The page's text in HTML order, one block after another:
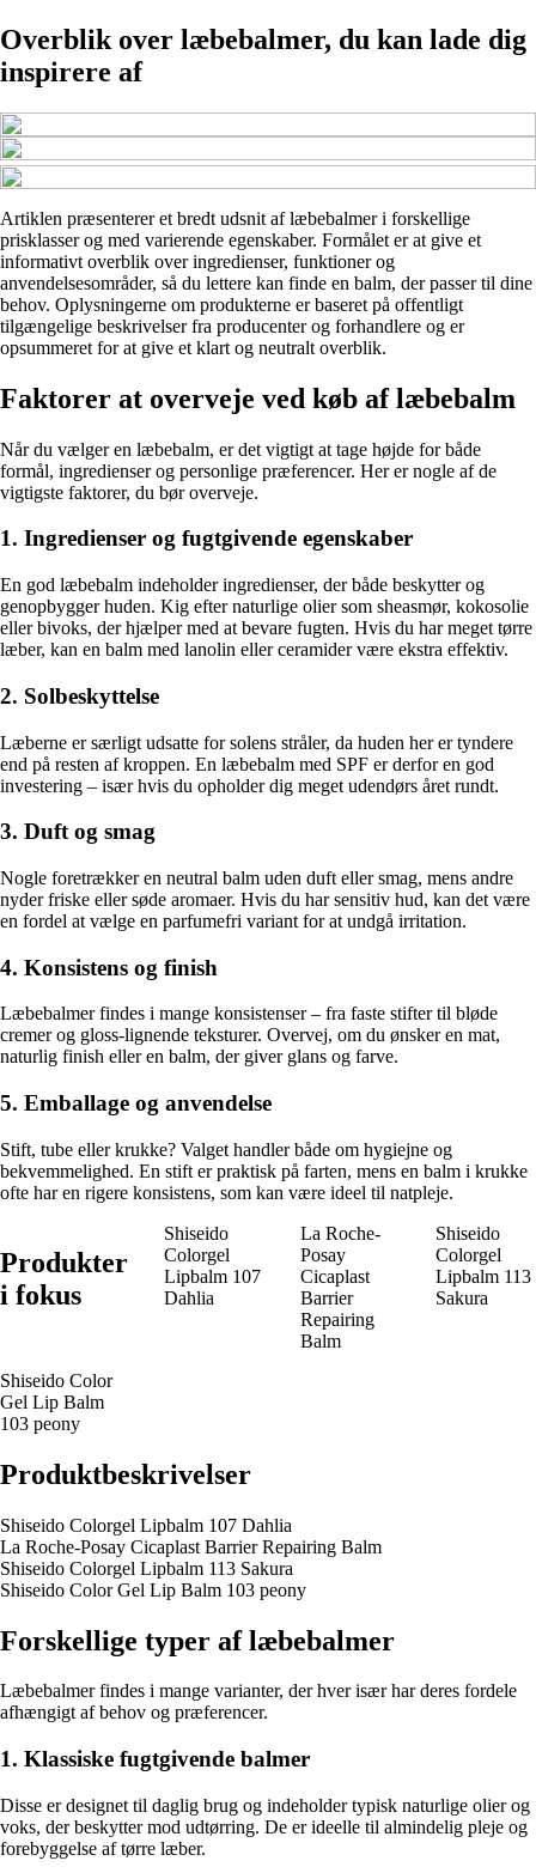
Overblik over læbebalmer, du kan lade dig
inspirere af
Artiklen præsenterer et bredt udsnit af læbebalmer i forskellige
prisklasser og med varierende egenskaber. Formålet er at give et
informativt overblik over ingredienser, funktioner og
anvendelsesområder, så du lettere kan finde en balm, der passer til dine
behov. Oplysningerne om produkterne er baseret på offentligt
tilgængelige beskrivelser fra producenter og forhandlere og er
opsummeret for at give et klart og neutralt overblik.
Faktorer at overveje ved køb af læbebalm
Når du vælger en læbebalm, er det vigtigt at tage højde for både
formål, ingredienser og personlige præferencer. Her er nogle af de
vigtigste faktorer, du bør overveje.
1. Ingredienser og fugtgivende egenskaber
En god læbebalm indeholder ingredienser, der både beskytter og
genopbygger huden. Kig efter naturlige olier som sheasmør, kokosolie
eller bivoks, der hjælper med at bevare fugten. Hvis du har meget tørre
læber, kan en balm med lanolin eller ceramider være ekstra effektiv.
2. Solbeskyttelse
Læberne er særligt udsatte for solens stråler, da huden her er tyndere
end på resten af kroppen. En læbebalm med SPF er derfor en god
investering – især hvis du opholder dig meget udendørs året rundt.
3. Duft og smag
Nogle foretrækker en neutral balm uden duft eller smag, mens andre
nyder friske eller søde aromaer. Hvis du har sensitiv hud, kan det være
en fordel at vælge en parfumefri variant for at undgå irritation.
4. Konsistens og finish
Læbebalmer findes i mange konsistenser – fra faste stifter til bløde
cremer og gloss-lignende teksturer. Overvej, om du ønsker en mat,
naturlig finish eller en balm, der giver glans og farve.
5. Emballage og anvendelse
Stift, tube eller krukke? Valget handler både om hygiejne og
bekvemmelighed. En stift er praktisk på farten, mens en balm i krukke
ofte har en rigere konsistens, som kan være ideel til natpleje.
Produkter
i fokus
Shiseido
Colorgel
Lipbalm 107
Dahlia
La Roche-
Posay
Cicaplast
Barrier
Repairing
Balm
Shiseido
Colorgel
Lipbalm 113
Sakura
Shiseido Color
Gel Lip Balm
103 peony
Produktbeskrivelser
Shiseido Colorgel Lipbalm 107 Dahlia
La Roche-Posay Cicaplast Barrier Repairing Balm
Shiseido Colorgel Lipbalm 113 Sakura
Shiseido Color Gel Lip Balm 103 peony
Forskellige typer af læbebalmer
Læbebalmer findes i mange varianter, der hver især har deres fordele
afhængigt af behov og præferencer.
1. Klassiske fugtgivende balmer
Disse er designet til daglig brug og indeholder typisk naturlige olier og
voks, der beskytter mod udtørring. De er ideelle til almindelig pleje og
forebyggelse af tørre læber.